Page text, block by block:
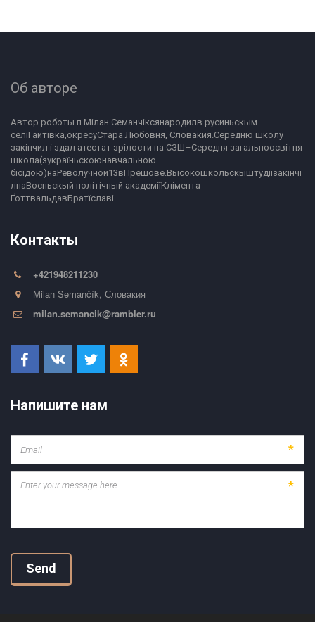
Об авторе
Автор роботы п.Мілан Семанчіксянародилв русиньскым
селіГайтівка,окресуСтара Любовня, Словакия.Середню школу
закінчил і здал атестат зрілости на СЗШ–Середня загальноосвітня
школа(зукраїньскоюнавчальною
бісїдою)наРеволучной13вПрешове.Высокошкольскыштудіїзакінчі
лнаВоєньскый політічный академіїКлімента
ҐоттвальдавБратїславі.
Контакты
+421948211230
Milan Semančík, Словакия
milan.semancik@rambler.ru
Напишите нам
*
*
Send